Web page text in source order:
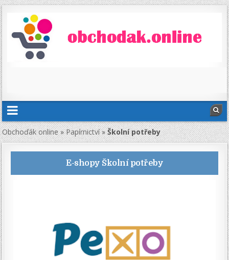
Obchoďák online»Papírnictví»Školní potřeby
E-shopy Školní potřeby